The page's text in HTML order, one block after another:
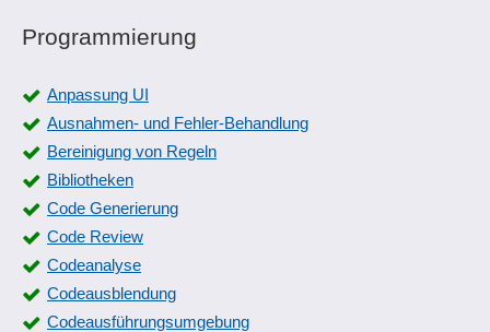
Programmierung
Anpassung UI
Ausnahmen- und Fehler-Behandlung
Bereinigung von Regeln
Bibliotheken
Code Generierung
Code Review
Codeanalyse
Codeausblendung
Codeausführungsumgebung